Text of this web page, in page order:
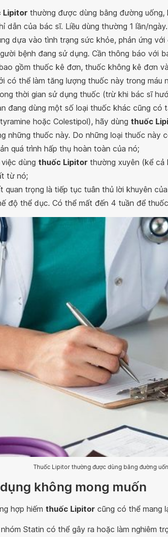
Lipitor thường được dùng bằng đường
dẫn của bác sĩ. Liều dùng thường 1 lần/ngày.
dựa vào tình trạng sức khỏe, phản ứng
bệnh đang sử dụng. Cần thông báo với
gồm thuốc kê đơn, thuốc không kê đơn
có thể làm tăng lượng thuốc này trong máu
thời gian sử dụng thuốc (trừ khi bác sĩ
đang dùng một số loại thuốc khác cũng có
hoặc Colestipol), hãy dùng thuốc
những thuốc này. Do những loại thuốc này
quá trình hấp thụ hoàn toàn của nó;
dùng thuốc Lipitor thường xuyên (kể cả
từ nó;
quan trọng là tiếp tục tuân thủ lời khuyên
độ thể dục. Có thể mất đến 4 tuần để
Thuốc Lipitor thường được dùng bằng đường
không mong muốn
hợp hiếm thuốc Lipitor cũng có thể mang
Statin có thể gây ra hoặc làm nghiêm